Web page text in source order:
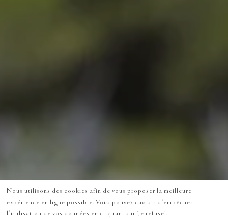
Nous utilisons des cookies afin de vous proposer la meilleure
expérience en ligne possible. Vous pouvez choisir d’empêcher
l’utilisation de vos données en cliquant sur 'Je refuse'.